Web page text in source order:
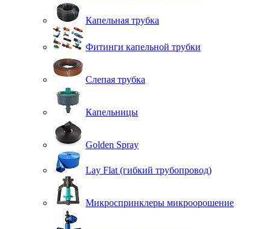
Капельная трубка
Фитинги капельной трубки
Слепая трубка
Капельницы
Golden Spray
Lay Flat (гибкий трубопровод)
Микроспринклеры микроорошение